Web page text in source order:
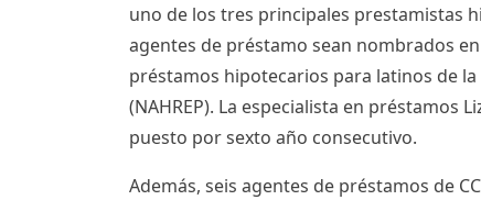
uno de los tres principales prestamistas
agentes de préstamo sean nombrados
préstamos hipotecarios para latinos de
(NAHREP). La especialista en préstamos
puesto por sexto año consecutivo.
Además, seis agentes de préstamos de